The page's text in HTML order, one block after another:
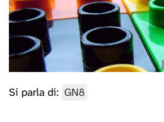
Si parla di: GN8